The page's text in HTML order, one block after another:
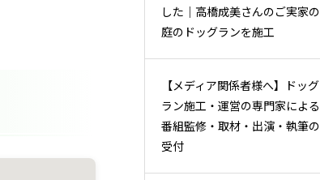
した｜高橋成美さんのご実家の
庭のドッグランを施工
【メディア関係者様へ】ドッグ
ラン施工・運営の専門家による
番組監修・取材・出演・執筆の
受付